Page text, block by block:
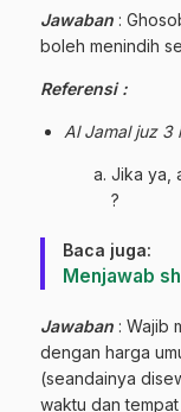
Jawaban :
boleh menindih
Referensi :
Al Jamal juz 3
Jika ya,
?
Baca juga:
Menjawab
Jawaban : Wajib
dengan harga
(seandainya
waktu dan